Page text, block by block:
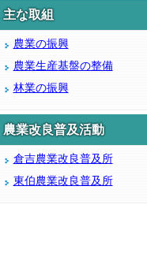
主な取組
農業の振興
農業生産基盤の整備
林業の振興
農業改良普及活動
倉吉農業改良普及所
東伯農業改良普及所